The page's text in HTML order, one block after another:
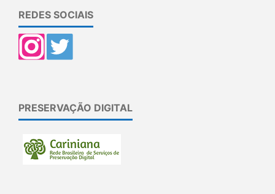
REDES SOCIAIS
PRESERVAÇÃO DIGITAL